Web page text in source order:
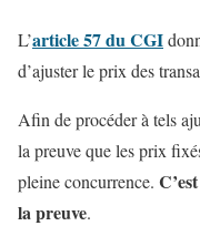
L’article 57 du CGI
d’ajuster le prix des
Afin de procéder à tels
la preuve que les prix
pleine concurrence.
la preuve.